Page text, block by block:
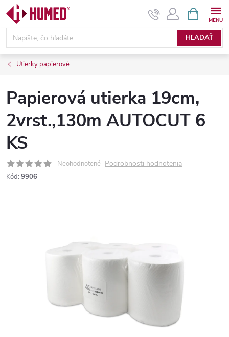
Prejsť
obsah
HĽADAŤ
KOŠÍK
Utierky papierové
Papierová utierka 19cm,
2vrst.,130m AUTOCUT 6
KS
Neohodnotené Podrobnosti hodnotenia
Kód: 9906